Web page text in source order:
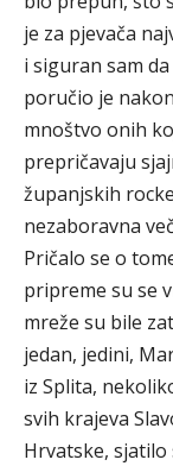
je za pjevača
i siguran sam
poručio je
mnoštvo onih
prepričavaju
županjskih
nezaboravna
Pričalo se o
pripreme su se
mreže su bile
jedan, jedini,
iz Splita,
svih krajeva
Hrvatske, sjatilo